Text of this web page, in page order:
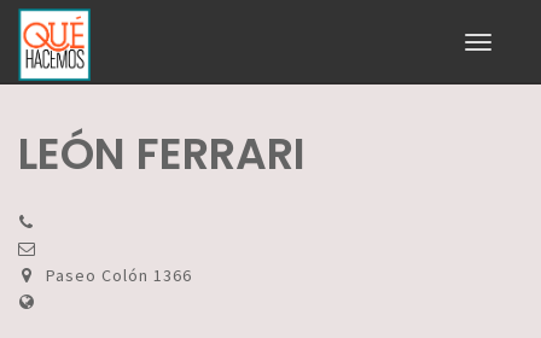
Toggle
LEÓN FERRARI
Paseo Colón 1366